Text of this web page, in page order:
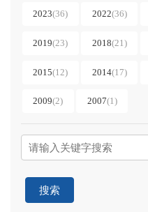
2023(36) 2022(36)
2019(23) 2018(21)
2015(12) 2014(17)
2009(2) 2007(1)
搜索